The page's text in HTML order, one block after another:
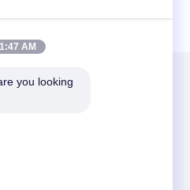
AM
you looking